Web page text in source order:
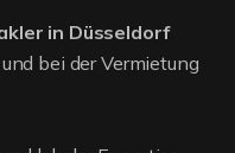
in Düsseldorf
bei der Vermietung